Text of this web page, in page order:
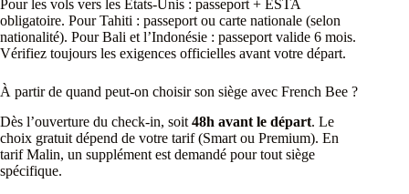
Pour les vols vers les États-Unis : passeport + ESTA
obligatoire. Pour Tahiti : passeport ou carte nationale (selon
nationalité). Pour Bali et l’Indonésie : passeport valide 6 mois.
Vérifiez toujours les exigences officielles avant votre départ.
À partir de quand peut-on choisir son siège avec French Bee ?
Dès l’ouverture du check-in, soit 48h avant le départ. Le
choix gratuit dépend de votre tarif (Smart ou Premium). En
tarif Malin, un supplément est demandé pour tout siège
spécifique.